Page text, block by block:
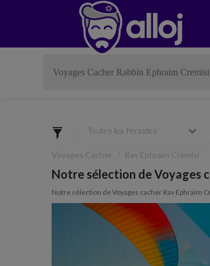
Toutes les Périodes
Voyages Cacher Rav Ephraim Cremisi
Notre sélection de Voyages
Notre sélection de Voyages cacher Rav Ephraim
Previous